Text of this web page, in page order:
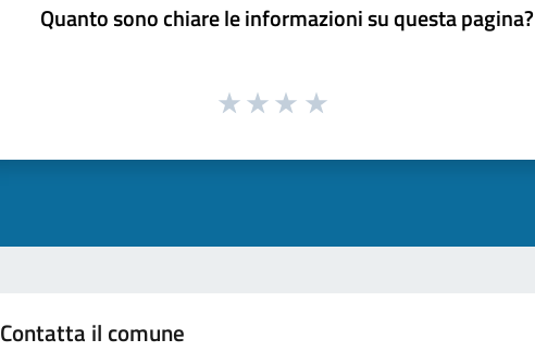
Quanto sono chiare le informazioni su questa pagina?
Contatta il comune